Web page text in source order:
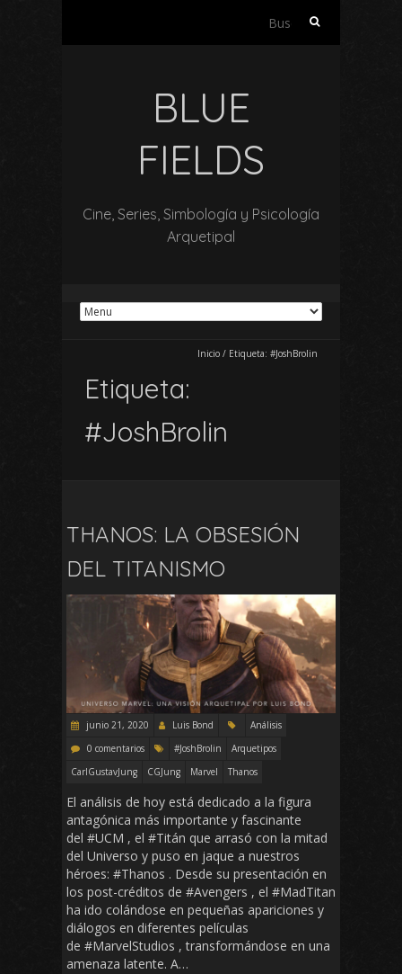
Buscar:
BLUE
FIELDS
Cine, Series, Simbología y Psicología
Arquetipal
Inicio / Etiqueta: #JoshBrolin
Etiqueta:
#JoshBrolin
THANOS: LA OBSESIÓN
DEL TITANISMO
junio 21, 2020 Luis Bond
Análisis
0 comentarios
#JoshBrolin
Arquetipos
CarlGustavJung
CGJung Marvel Thanos
El análisis de hoy está dedicado a la figura
antagónica más importante y fascinante
del #UCM , el #Titán que arrasó con la mitad
del Universo y puso en jaque a nuestros
héroes: #Thanos . Desde su presentación en
los post-créditos de #Avengers , el #MadTitan
ha ido colándose en pequeñas apariciones y
diálogos en diferentes películas
de #MarvelStudios , transformándose en una
amenaza latente. A…